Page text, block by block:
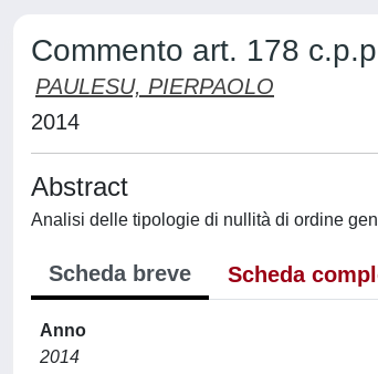
Commento art. 178
PAULESU, PIERPAOLO
2014
Abstract
Analisi delle tipologie di nullità di ordine
Scheda breve Scheda
Anno
2014